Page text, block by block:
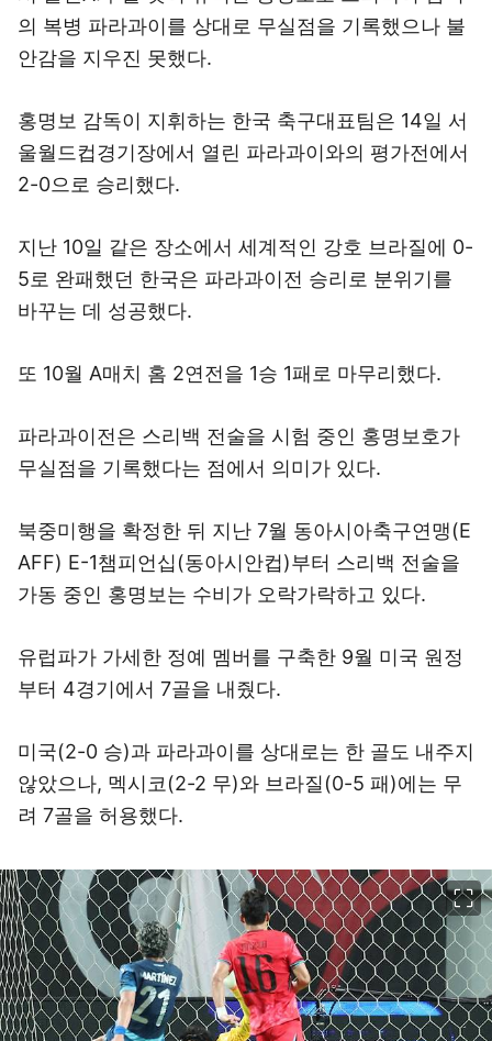
의 복병 파라과이를 상대로 무실점을 기록했으나 불
안감을 지우진 못했다.
홍명보 감독이 지휘하는 한국 축구대표팀은 14일 서
울월드컵경기장에서 열린 파라과이와의 평가전에서
2-0으로 승리했다.
지난 10일 같은 장소에서 세계적인 강호 브라질에 0-
5로 완패했던 한국은 파라과이전 승리로 분위기를
바꾸는 데 성공했다.
또 10월 A매치 홈 2연전을 1승 1패로 마무리했다.
파라과이전은 스리백 전술을 시험 중인 홍명보호가
무실점을 기록했다는 점에서 의미가 있다.
북중미행을 확정한 뒤 지난 7월 동아시아축구연맹(E
AFF) E-1챔피언십(동아시안컵)부터 스리백 전술을
가동 중인 홍명보는 수비가 오락가락하고 있다.
유럽파가 가세한 정예 멤버를 구축한 9월 미국 원정
부터 4경기에서 7골을 내줬다.
미국(2-0 승)과 파라과이를 상대로는 한 골도 내주지
않았으나, 멕시코(2-2 무)와 브라질(0-5 패)에는 무
려 7골을 허용했다.